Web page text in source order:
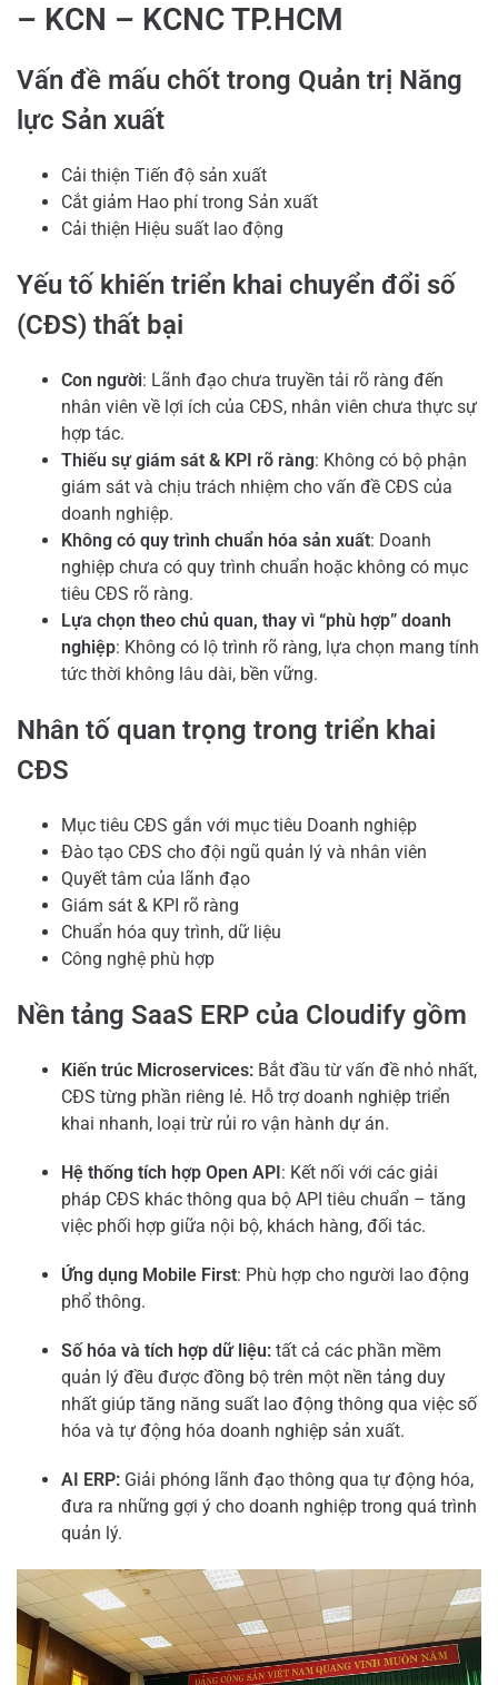
– KCN – KCNC TP.HCM
Vấn đề mấu chốt trong Quản trị Năng
lực Sản xuất
Cải thiện Tiến độ sản xuất
Cắt giảm Hao phí trong Sản xuất
Cải thiện Hiệu suất lao động
Yếu tố khiến triển khai chuyển đổi số
(CĐS) thất bại
Con người: Lãnh đạo chưa truyền tải rõ ràng đến
nhân viên về lợi ích của CĐS, nhân viên chưa thực sự
hợp tác.
Thiếu sự giám sát & KPI rõ ràng: Không có bộ phận
giám sát và chịu trách nhiệm cho vấn đề CĐS của
doanh nghiệp.
Không có quy trình chuẩn hóa sản xuất: Doanh
nghiệp chưa có quy trình chuẩn hoặc không có mục
tiêu CĐS rõ ràng.
Lựa chọn theo chủ quan, thay vì “phù hợp” doanh
nghiệp: Không có lộ trình rõ ràng, lựa chọn mang tính
tức thời không lâu dài, bền vững.
Nhân tố quan trọng trong triển khai
CĐS
Mục tiêu CĐS gắn với mục tiêu Doanh nghiệp
Đào tạo CĐS cho đội ngũ quản lý và nhân viên
Quyết tâm của lãnh đạo
Giám sát & KPI rõ ràng
Chuẩn hóa quy trình, dữ liệu
Công nghệ phù hợp
Nền tảng SaaS ERP của Cloudify gồm
Kiến trúc Microservices: Bắt đầu từ vấn đề nhỏ nhất,
CĐS từng phần riêng lẻ. Hỗ trợ doanh nghiệp triển
khai nhanh, loại trừ rủi ro vận hành dự án.
Hệ thống tích hợp Open API : Kết nối với các giải
pháp CĐS khác thông qua bộ API tiêu chuẩn – tăng
việc phối hợp giữa nội bộ, khách hàng, đối tác.
Ứng dụng Mobile First: Phù hợp cho người lao động
phổ thông.
Số hóa và tích hợp dữ liệu: tất cả các phần mềm
quản lý đều được đồng bộ trên một nền tảng duy
nhất giúp tăng năng suất lao động thông qua việc số
hóa và tự động hóa doanh nghiệp sản xuất.
AI ERP: Giải phóng lãnh đạo thông qua tự động hóa,
đưa ra những gợi ý cho doanh nghiệp trong quá trình
quản lý.